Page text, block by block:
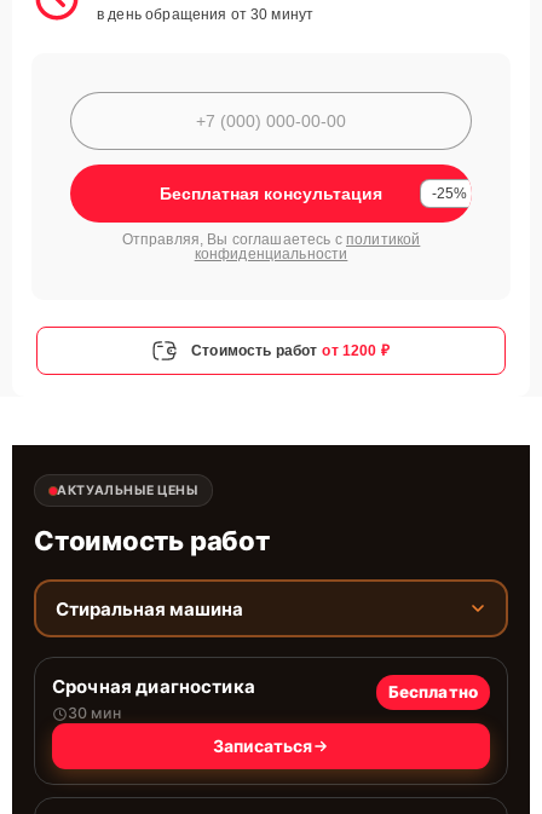
в день обращения от 30 минут
Бесплатная консультация -25%
Отправляя, Вы соглашаетесь с политикой
конфиденциальности
Стоимость работ от 1200 ₽
АКТУАЛЬНЫЕ ЦЕНЫ
Стоимость работ
Стиральная машина
Срочная диагностика
30 мин
Бесплатно
Записаться